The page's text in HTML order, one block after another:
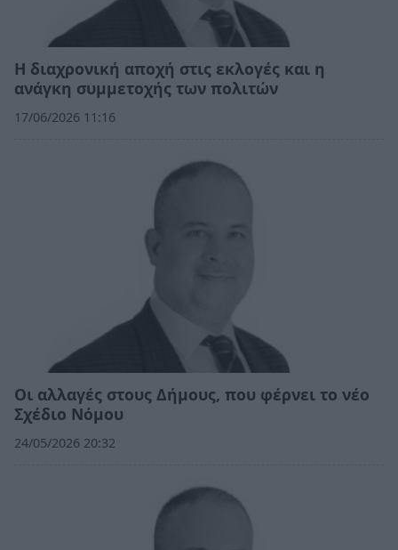
Η διαχρονική αποχή στις εκλογές και η
ανάγκη συμμετοχής των πολιτών
17/06/2026 11:16
Οι αλλαγές στους Δήμους, που φέρνει το νέο
Σχέδιο Νόμου
24/05/2026 20:32